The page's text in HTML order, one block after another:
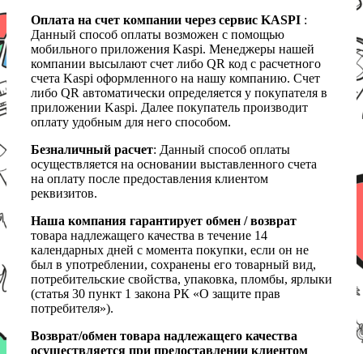
Оплата на счет компании через сервис KASPI :
Данный способ оплаты возможен с помощью
мобильного приложения Kaspi. Менеджеры нашей
компании высылают счет либо QR код с расчетного
счета Kaspi оформленного на нашу компанию. Счет
либо QR автоматически определяется у покупателя в
приложении Kaspi. Далее покупатель производит
оплату удобным для него способом.
Безналичный расчет: Данный способ оплаты
осуществляется на основании выставленного счета
на оплату после предоставления клиентом
реквизитов.
Наша компания гарантирует обмен / возврат
товара надлежащего качества в течение 14
календарных дней с момента покупки, если он не
был в употреблении, сохранены его товарный вид,
потребительские свойства, упаковка, пломбы, ярлыки
(статья 30 пункт 1 закона РК «О защите прав
потребителя»).
Возврат/обмен товара надлежащего качества
осуществляется при предоставлении клиентом